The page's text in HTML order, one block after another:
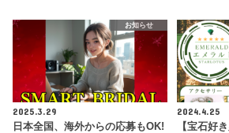
お知らせ
2025.3.29
日本全国、海外からの応募もOK!
2024.4.25
【宝石好